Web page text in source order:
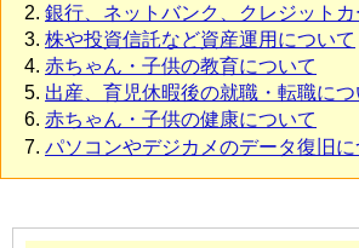
銀行、ネットバンク、クレジット
株や投資信託など資産運用について
赤ちゃん・子供の教育について
出産、育児休暇後の就職・転職につ
赤ちゃん・子供の健康について
パソコンやデジカメのデータ復旧に